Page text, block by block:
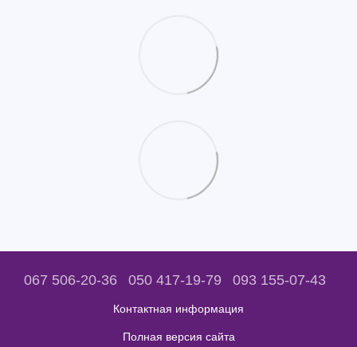
067 506-20-36 050 417-19-79 093 155-07-43
Контактная информация
Полная версия сайта